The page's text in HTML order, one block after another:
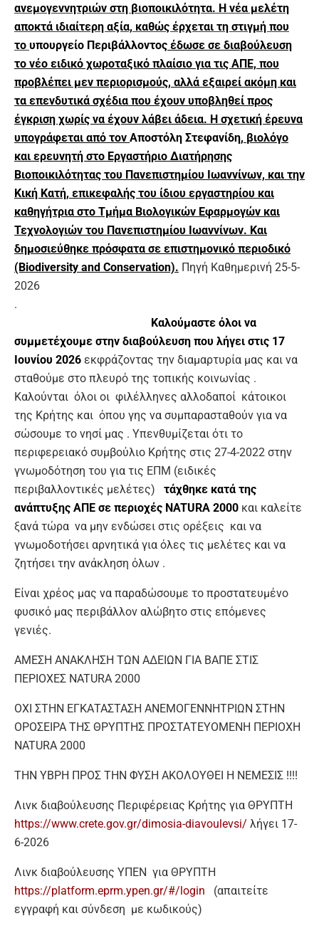
ανεμογεννητριών στη βιοποικιλότητα. Η νέα μελέτη
αποκτά ιδιαίτερη αξία, καθώς έρχεται τη στιγμή που
το υπουργείο Περιβάλλοντος έδωσε σε διαβούλευση
το νέο ειδικό χωροταξικό πλαίσιο για τις ΑΠΕ, που
προβλέπει μεν περιορισμούς, αλλά εξαιρεί ακόμη και
τα επενδυτικά σχέδια που έχουν υποβληθεί προς
έγκριση χωρίς να έχουν λάβει άδεια. Η σχετική έρευνα
υπογράφεται από τον Αποστόλη Στεφανίδη, βιολόγο
και ερευνητή στο Εργαστήριο Διατήρησης
Βιοποικιλότητας του Πανεπιστημίου Ιωαννίνων, και την
Κική Κατή, επικεφαλής του ίδιου εργαστηρίου και
καθηγήτρια στο Τμήμα Βιολογικών Εφαρμογών και
Τεχνολογιών του Πανεπιστημίου Ιωαννίνων. Και
δημοσιεύθηκε πρόσφατα σε επιστημονικό περιοδικό
(Biodiversity and Conservation). Πηγή Καθημερινή 25-5-
2026
.
Καλούμαστε όλοι να
συμμετέχουμε στην διαβούλευση που λήγει στις 17
Ιουνίου 2026 εκφράζοντας την διαμαρτυρία μας και να
σταθούμε στο πλευρό της τοπικής κοινωνίας .
Καλούνται όλοι οι φιλέλληνες αλλοδαποί κάτοικοι
της Κρήτης και όπου γης να συμπαρασταθούν για να
σώσουμε το νησί μας . Υπενθυμίζεται ότι το
περιφερειακό συμβούλιο Κρήτης στις 27-4-2022 στην
γνωμοδότηση του για τις ΕΠΜ (ειδικές
περιβαλλοντικές μελέτες) τάχθηκε κατά της
ανάπτυξης ΑΠΕ σε περιοχές NATURA 2000 και καλείτε
ξανά τώρα να μην ενδώσει στις ορέξεις και να
γνωμοδοτήσει αρνητικά για όλες τις μελέτες και να
ζητήσει την ανάκληση όλων .
Είναι χρέος μας να παραδώσουμε το προστατευμένο
φυσικό μας περιβάλλον αλώβητο στις επόμενες
γενιές.
ΑΜΕΣΗ ΑΝΑΚΛΗΣΗ ΤΩΝ ΑΔΕΙΩΝ ΓΙΑ ΒΑΠΕ ΣΤΙΣ
ΠΕΡΙΟΧΕΣ NATURA 2000
ΟΧΙ ΣΤΗΝ ΕΓΚΑΤΑΣΤΑΣΗ ΑΝΕΜΟΓΕΝΝΗΤΡΙΩΝ ΣΤΗΝ
ΟΡΟΣΕΙΡΑ ΤΗΣ ΘΡΥΠΤΗΣ ΠΡΟΣΤΑΤΕΥΟΜΕΝΗ ΠΕΡΙΟΧΗ
NATURA 2000
ΤΗΝ ΥΒΡΗ ΠΡΟΣ ΤΗΝ ΦΥΣΗ ΑΚΟΛΟΥΘΕΙ Η ΝΕΜΕΣΙΣ !!!!
Λινκ διαβούλευσης Περιφέρειας Κρήτης για ΘΡΥΠΤΗ
https://www.crete.gov.gr/dimosia-diavoulevsi/ λήγει 17-
6-2026
Λινκ διαβούλευσης ΥΠΕΝ για ΘΡΥΠΤΗ
https://platform.eprm.ypen.gr/#/login (απαιτείτε
εγγραφή και σύνδεση με κωδικούς)